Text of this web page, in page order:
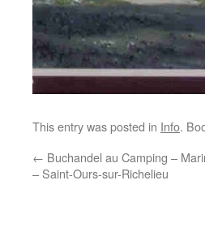
This entry was posted in Info.
← Buchandel au Camping –
– Saint-Ours-sur-Richelieu